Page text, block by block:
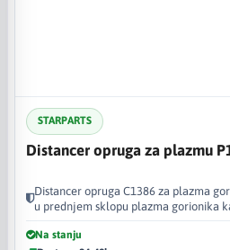
STARPARTS
Distancer opruga za plazmu
Distancer opruga C1386 za plazma
u prednjem sklopu plazma gorionika
Na stanju